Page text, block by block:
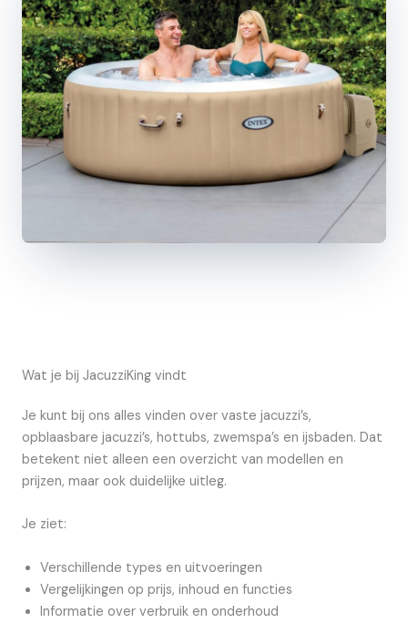
Wat je bij JacuzziKing vindt
Je kunt bij ons alles vinden over vaste jacuzzi’s,
opblaasbare jacuzzi’s, hottubs, zwemspa’s en ijsbaden. Dat
betekent niet alleen een overzicht van modellen en
prijzen, maar ook duidelijke uitleg.
Je ziet:
Verschillende types en uitvoeringen
Vergelijkingen op prijs, inhoud en functies
Informatie over verbruik en onderhoud